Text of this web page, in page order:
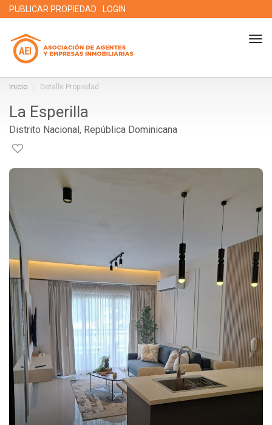
PUBLICAR PROPIEDAD LOGIN
Inicio Detalle Propiedad
La Esperilla
Distrito Nacional, República Dominicana